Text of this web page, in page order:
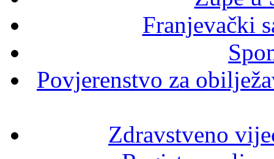
Franjevački
Povjerenstvo za
Zdravstveno